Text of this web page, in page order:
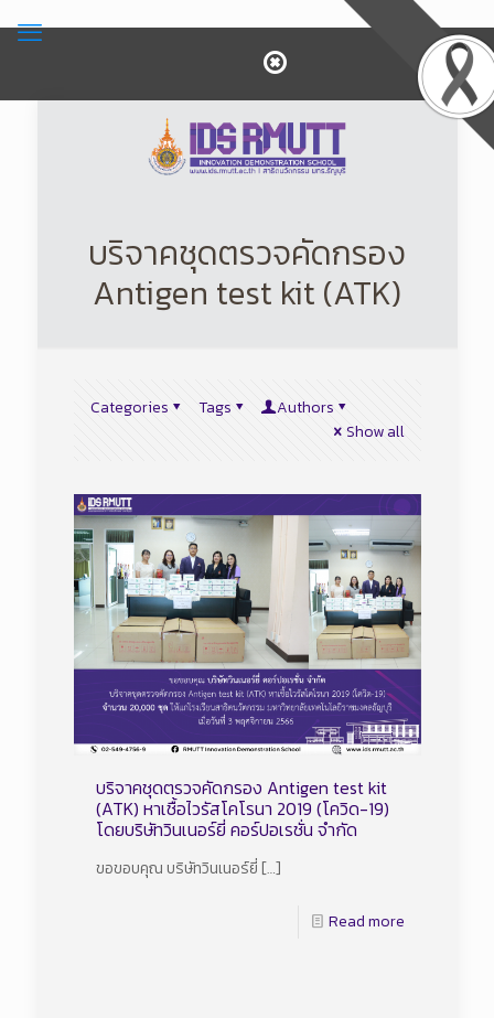
บริจาคชุดตรวจคัดกรอง
Antigen test kit (ATK)
Categories Tags
Authors
Show all
บริจาคชุดตรวจคัดกรอง Antigen test kit
(ATK) หาเชื้อไวรัสโคโรนา 2019 (โควิด-19)​
โดยบริษัทวินเนอร์ยี่ คอร์ปอเรชั่น จำกัด
ขอขอบคุณ บริษัทวินเนอร์ยี่[…]
Read more